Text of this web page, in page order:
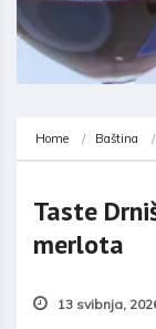
Home Baština
Taste
merlota
13 svibnja,